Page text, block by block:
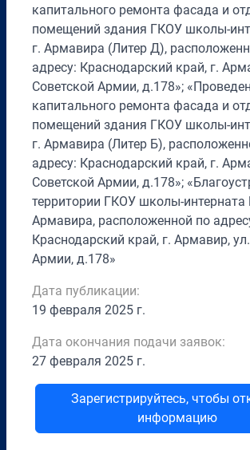
капитального ремонта фасада и
помещений здания ГКОУ школы-
г. Армавира (Литер Д),
адресу: Краснодарский край, г.
Советской Армии, д.178»;
капитального ремонта фасада и
помещений здания ГКОУ школы-
г. Армавира (Литер Б),
адресу: Краснодарский край, г.
Советской Армии, д.178»;
территории ГКОУ школы-интерната
Армавира, расположенной по
Краснодарский край, г. Армавир,
Армии, д.178»
Дата публикации:
19 февраля 2025 г.
Дата окончания подачи заявок:
27 февраля 2025 г.
Зарегистрируйтесь, чтобы
информацию